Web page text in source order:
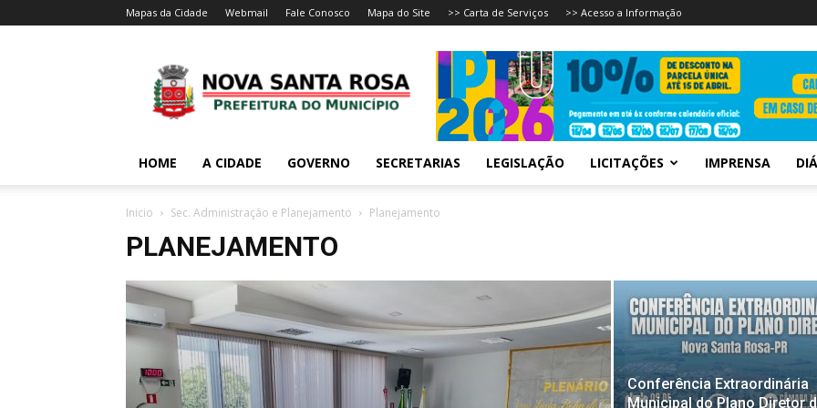
Mapas da Cidade Webmail Fale Conosco Mapa do Site >> Carta de Serviços >> Acesso a Informação
HOME A CIDADE GOVERNO SECRETARIAS LEGISLAÇÃO LICITAÇÕES IMPRENSA
Inicio Sec. Administração e Planejamento Planejamento
PLANEJAMENTO
Conferência Extraordinária
Municipal do Plano Diretor